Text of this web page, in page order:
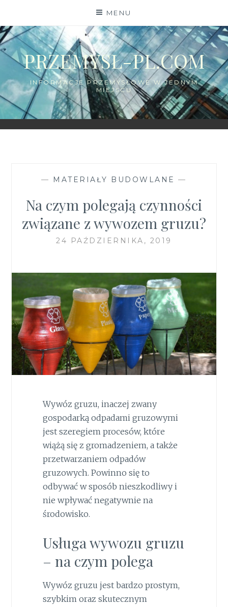
content
MENU
PRZEMYSŁ-PL.COM
INFORMACJE PRZEMYSŁOWE W JEDNYM
MIEJSCU
— MATERIAŁY BUDOWLANE —
Na czym polegają czynności
związane z wywozem gruzu?
24 PAŹDZIERNIKA, 2019
Wywóz gruzu, inaczej zwany
gospodarką odpadami gruzowymi
jest szeregiem procesów, które
wiążą się z gromadzeniem, a także
przetwarzaniem odpadów
gruzowych. Powinno się to
odbywać w sposób nieszkodliwy i
nie wpływać negatywnie na
środowisko.
Usługa wywozu gruzu
– na czym polega
Wywóz gruzu jest bardzo prostym,
szybkim oraz skutecznym